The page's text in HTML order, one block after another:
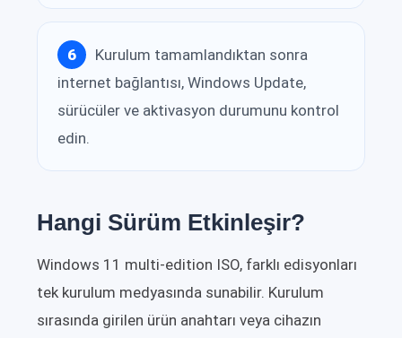
Kurulum tamamlandıktan sonra
internet bağlantısı, Windows Update,
sürücüler ve aktivasyon durumunu kontrol
edin.
Hangi Sürüm Etkinleşir?
Windows 11 multi-edition ISO, farklı edisyonları
tek kurulum medyasında sunabilir. Kurulum
sırasında girilen ürün anahtarı veya cihazın